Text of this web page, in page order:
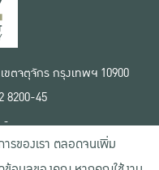
ขตจตุจักร กรุงเทพฯ 10900
8200-45
ไซต์
าน
นตัว
ารของเรา ตลอดจนเพิ่ม